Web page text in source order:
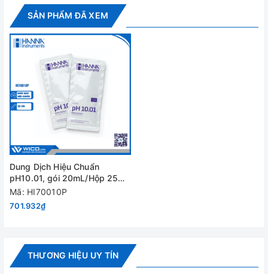
SẢN PHẨM ĐÃ XEM
Dung Dịch Hiệu Chuẩn
pH10.01, gói 20mL/Hộp 25
gói HI70010P
Mã: HI70010P
701.932₫
THƯƠNG HIỆU UY TÍN